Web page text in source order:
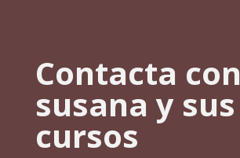
Contacta con
susana y sus
cursos